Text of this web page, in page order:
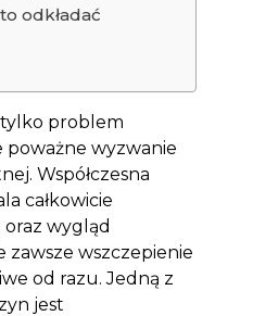
odkładać
problem
poważne wyzwanie
Współczesna
całkowicie
wygląd
zawsze wszczepienie
od razu. Jedną z
jest